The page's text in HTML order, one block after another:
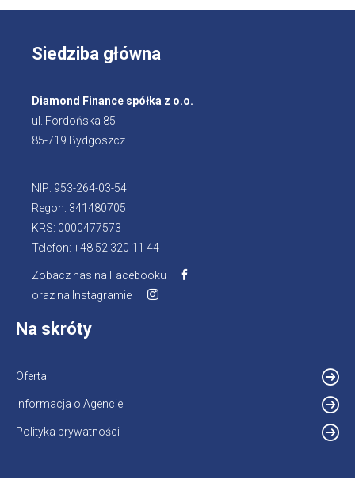
Siedziba główna
Diamond Finance spółka z o.o.
ul. Fordońska 85
85-719 Bydgoszcz
NIP: 953-264-03-54
Regon: 341480705
KRS: 0000477573
Telefon: +48 52 320 11 44
Zobacz nas na Facebooku Otworzy
oraz na Instagramie Otworzy
Na skróty
Oferta
Informacja o Agencie
Polityka prywatności